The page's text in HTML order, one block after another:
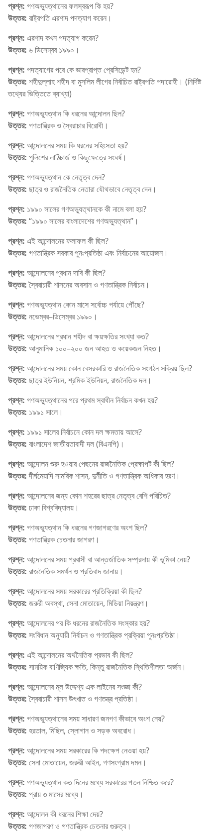
প্রশ্ন: গণঅভ্যুত্থানের ফলস্বরূপ কি হয়?
উত্তর: রাষ্ট্রপতি এরশাদ পদত্যাগ করেন।
প্রশ্ন: এরশাদ কখন পদত্যাগ করেন?
উত্তর: ৬ ডিসেম্বর ১৯৯০।
প্রশ্ন: পদত্যাগের পরে কে ভারপ্রাপ্ত প্রেসিডেন্ট হন?
উত্তর: শহীদুল্লাহ শহীদ বা মুসলিম লীগের নির্বাচিত রাষ্ট্রপতি পদারোহী। (নির্দিষ্ট
তথ্যের ভিত্তিতে ব্যাখ্যা)
প্রশ্ন: গণঅভ্যুত্থান কি ধরনের আন্দোলন ছিল?
উত্তর: গণতান্ত্রিক ও স্বৈরাচার বিরোধী।
প্রশ্ন: আন্দোলনের সময় কি ধরনের সহিংসতা হয়?
উত্তর: পুলিশের লাঠিচার্জ ও কিছুক্ষেত্রে সংঘর্ষ।
প্রশ্ন: গণঅভ্যুত্থান কে নেতৃত্ব দেন?
উত্তর: ছাত্র ও রাজনৈতিক নেতারা যৌথভাবে নেতৃত্ব দেন।
প্রশ্ন: ১৯৯০ সালের গণঅভ্যুত্থানকে কী নামে বলা হয়?
উত্তর: “১৯৯০ সালের বাংলাদেশের গণঅভ্যুত্থান”।
প্রশ্ন: এই আন্দোলনের ফলাফল কী ছিল?
উত্তর: গণতান্ত্রিক সরকার পুনঃপ্রতিষ্ঠা এবং নির্বাচনের আয়োজন।
প্রশ্ন: আন্দোলনের প্রধান দাবি কী ছিল?
উত্তর:স্বৈরাচারী শাসনের অবসান ও গণতান্ত্রিক নির্বাচন।
প্রশ্ন: গণঅভ্যুত্থান কোন মাসে সর্বোচ্চ পর্যায়ে পৌঁছে?
উত্তর: নভেম্বর–ডিসেম্বর ১৯৯০।
প্রশ্ন: আন্দোলনের প্রধান শহীদ বা ক্ষয়ক্ষতির সংখ্যা কত?
উত্তর: আনুমানিক ১০০–২০০ জন আহত ও কয়েকজন নিহত।
প্রশ্ন: আন্দোলনের সময় কোন বেসরকারি ও রাজনৈতিক সংগঠন সক্রিয় ছিল?
উত্তর: ছাত্র ইউনিয়ন, শ্রমিক ইউনিয়ন, রাজনৈতিক দল।
প্রশ্ন: গণঅভ্যুত্থানের পরে প্রথম স্বাধীন নির্বাচন কখন হয়?
উত্তর: ১৯৯১ সালে।
প্রশ্ন: ১৯৯১ সালের নির্বাচনে কোন দল ক্ষমতায় আসে?
উত্তর: বাংলাদেশ জাতীয়তাবাদী দল (বিএনপি)।
প্রশ্ন: আন্দোলন শুরু হওয়ার পেছনের রাজনৈতিক প্রেক্ষাপট কী ছিল?
উত্তর:দীর্ঘমেয়াদি সামরিক শাসন, দুর্নীতি ও গণতান্ত্রিক অধিকার হরণ।
প্রশ্ন: আন্দোলনের জন্য কোন শহরের ছাত্র নেতৃত্ব বেশি পরিচিত?
উত্তর: ঢাকা বিশ্ববিদ্যালয়।
প্রশ্ন: গণঅভ্যুত্থান কি ধরনের গণজাগরণের অংশ ছিল?
উত্তর: গণতান্ত্রিক চেতনার জাগরণ।
প্রশ্ন: আন্দোলনের সময় প্রবাসী বা আন্তর্জাতিক সম্প্রদায় কী ভূমিকা নেয়?
উত্তর: রাজনৈতিক সমর্থন ও প্রতিবাদ জানায়।
প্রশ্ন: আন্দোলনের সময় সরকারের প্রতিক্রিয়া কী ছিল?
উত্তর: জরুরী অবস্থা, সেনা মোতায়েন, মিডিয়া নিয়ন্ত্রণ।
প্রশ্ন: আন্দোলনের পর কি ধরনের রাজনৈতিক সংস্কার হয়?
উত্তর: সংবিধান অনুযায়ী নির্বাচন ও গণতান্ত্রিক প্রক্রিয়া পুনঃপ্রতিষ্ঠা।
প্রশ্ন: এই আন্দোলনের অর্থনৈতিক প্রভাব কী ছিল?
উত্তর: সাময়িক বাণিজ্যিক ক্ষতি, কিন্তু রাজনৈতিক স্থিতিশীলতা অর্জন।
প্রশ্ন: আন্দোলনের মূল উদ্দেশ্য এক লাইনের সংজ্ঞা কী?
উত্তর:স্বৈরাচারী শাসন উৎখাত ও গণতন্ত্র প্রতিষ্ঠা।
প্রশ্ন: গণঅভ্যুত্থানের সময় সাধারণ জনগণ কীভাবে অংশ নেয়?
উত্তর: হরতাল, মিছিল, স্লোগান ও সড়ক অবরোধ।
প্রশ্ন: আন্দোলনের সময় সরকারের কি পদক্ষেপ নেওয়া হয়?
উত্তর: সেনা মোতায়েন, জরুরী আইন, গণসংগ্রাম দমন।
প্রশ্ন: গণঅভ্যুত্থান কত দিনের মধ্যে সরকারের পতন নিশ্চিত করে?
উত্তর: প্রায় ৩ মাসের মধ্যে।
প্রশ্ন: আন্দোলন কী ধরনের শিক্ষা দেয়?
উত্তর: গণজাগরণ ও গণতান্ত্রিক চেতনার গুরুত্ব।